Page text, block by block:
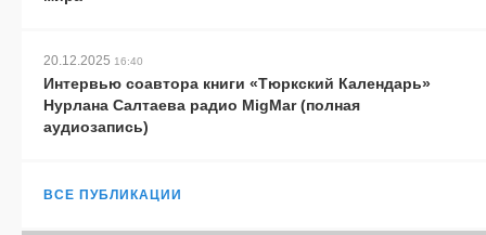
20.12.2025 16:40
Интервью соавтора книги «Тюркский Календарь»
Нурлана Салтаева радио MigMar (полная
аудиозапись)
ВСЕ ПУБЛИКАЦИИ